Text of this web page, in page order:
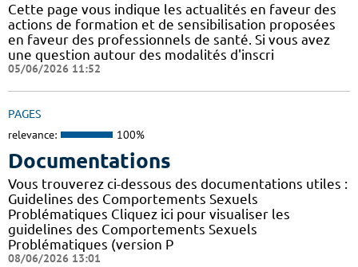
Cette page vous indique les actualités en faveur des
actions de formation et de sensibilisation proposées
en faveur des professionnels de santé. Si vous avez
une question autour des modalités d'inscri
05/06/2026 11:52
PAGES
relevance: 100%
Documentations
Vous trouverez ci-dessous des documentations utiles :
Guidelines des Comportements Sexuels
Problématiques Cliquez ici pour visualiser les
guidelines des Comportements Sexuels
Problématiques (version P
08/06/2026 13:01